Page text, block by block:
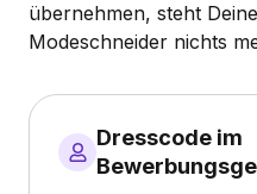
übernehmen, steht
Modeschneider nichts
Dresscode im